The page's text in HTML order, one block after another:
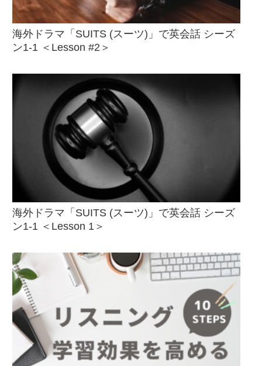
海外ドラマ「SUITS (スーツ)」で英会話 シーズ
ン1-1 ＜Lesson #2＞
海外ドラマ「SUITS (スーツ)」で英会話 シーズ
ン1-1 ＜Lesson 1＞